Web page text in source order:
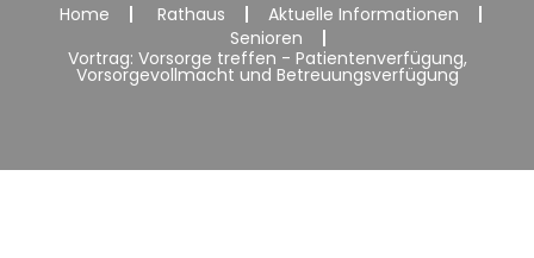
Home Rathaus
Aktuelle Informationen
Senioren
Vortrag: Vorsorge treffen - Patientenverfügung,
Vorsorgevollmacht und Betreuungsverfügung